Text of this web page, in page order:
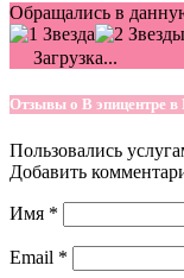
Обращались в
Загрузка...
Отзывы о В эпицентре в
Пользовались
Добавить
Имя *
Email *